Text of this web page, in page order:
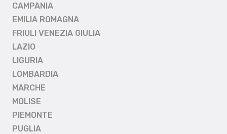
CAMPANIA
EMILIA ROMAGNA
FRIULI VENEZIA GIULIA
LAZIO
LIGURIA
LOMBARDIA
MARCHE
MOLISE
PIEMONTE
PUGLIA